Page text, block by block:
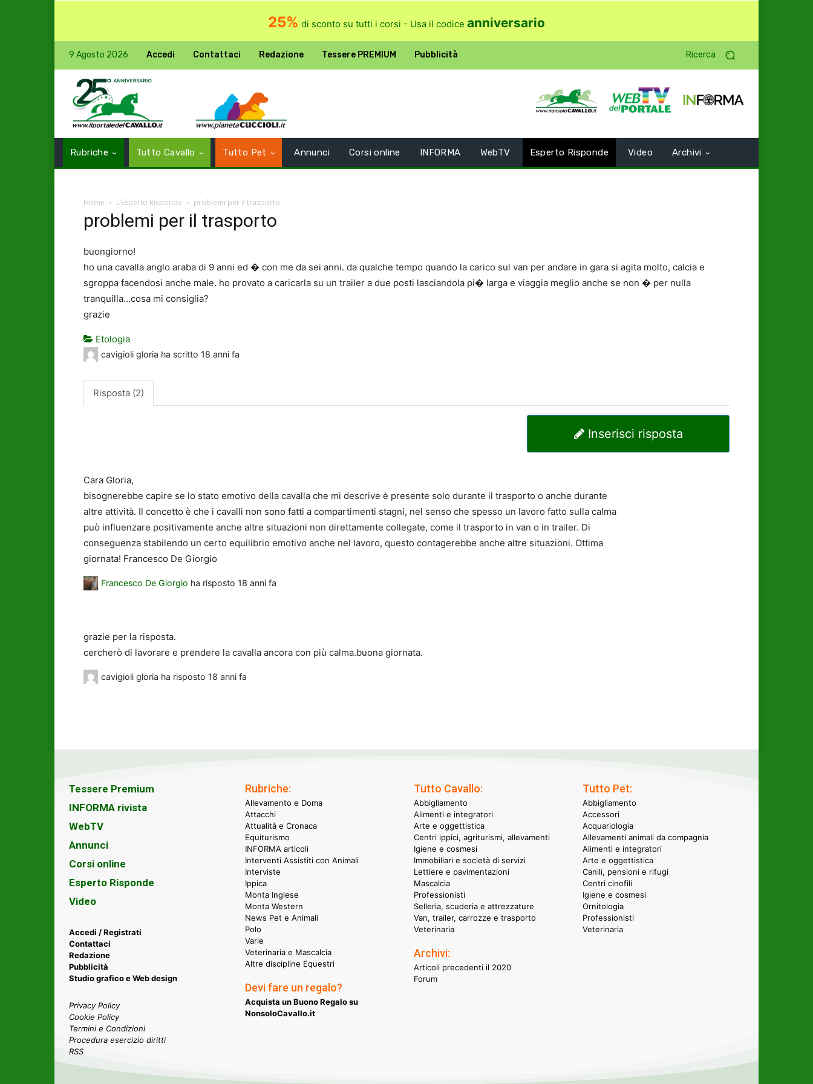
25% di sconto su tutti i corsi - Usa il codice anniversario
9 Agosto 2026 Accedi Contattaci Redazione Tessere PREMIUM Pubblicità Ricerca
Rubriche Tutto Cavallo Tutto Pet Annunci Corsi online INFORMA WebTV Esperto Risponde Video Archivi
Home L’Esperto Risponde problemi per il trasporto
problemi per il trasporto
buongiorno!
ho una cavalla anglo araba di 9 anni ed � con me da sei anni. da qualche tempo quando la carico sul van per andare in gara si agita molto, calcia e
sgroppa facendosi anche male. ho provato a caricarla su un trailer a due posti lasciandola pi� larga e viaggia meglio anche se non � per nulla
tranquilla…cosa mi consiglia?
grazie
Etologia
cavigioli gloria ha scritto 18 anni fa
Risposta (2)
Inserisci risposta
Cara Gloria,
bisognerebbe capire se lo stato emotivo della cavalla che mi descrive è presente solo durante il trasporto o anche durante
altre attività. Il concetto è che i cavalli non sono fatti a compartimenti stagni, nel senso che spesso un lavoro fatto sulla calma
può influenzare positivamente anche altre situazioni non direttamente collegate, come il trasporto in van o in trailer. Di
conseguenza stabilendo un certo equilibrio emotivo anche nel lavoro, questo contagerebbe anche altre situazioni. Ottima
giornata! Francesco De Giorgio
Francesco De Giorgio ha risposto 18 anni fa
grazie per la risposta.
cercherò di lavorare e prendere la cavalla ancora con più calma.buona giornata.
cavigioli gloria ha risposto 18 anni fa
Tessere Premium
INFORMA rivista
WebTV
Annunci
Corsi online
Esperto Risponde
Video
Accedi / Registrati
Contattaci
Redazione
Pubblicità
Studio grafico e Web design
Privacy Policy
Cookie Policy
Termini e Condizioni
Procedura esercizio diritti
RSS
Rubriche:
Allevamento e Doma
Attacchi
Attualità e Cronaca
Equiturismo
INFORMA articoli
Interventi Assistiti con Animali
Interviste
Ippica
Monta Inglese
Monta Western
News Pet e Animali
Polo
Varie
Veterinaria e Mascalcia
Altre discipline Equestri
Devi fare un regalo?
Acquista un Buono Regalo su
NonsoloCavallo.it
Tutto Cavallo:
Abbigliamento
Alimenti e integratori
Arte e oggettistica
Centri ippici, agriturismi, allevamenti
Igiene e cosmesi
Immobiliari e società di servizi
Lettiere e pavimentazioni
Mascalcia
Professionisti
Selleria, scuderia e attrezzature
Van, trailer, carrozze e trasporto
Veterinaria
Archivi:
Articoli precedenti il 2020
Forum
Tutto Pet:
Abbigliamento
Accessori
Acquariologia
Allevamenti animali da compagnia
Alimenti e integratori
Arte e oggettistica
Canili, pensioni e rifugi
Centri cinofili
Igiene e cosmesi
Ornitologia
Professionisti
Veterinaria